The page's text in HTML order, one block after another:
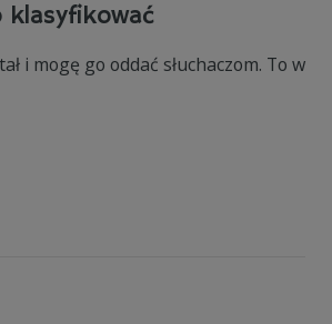
klasyfikować
i mogę go oddać słuchaczom. To w